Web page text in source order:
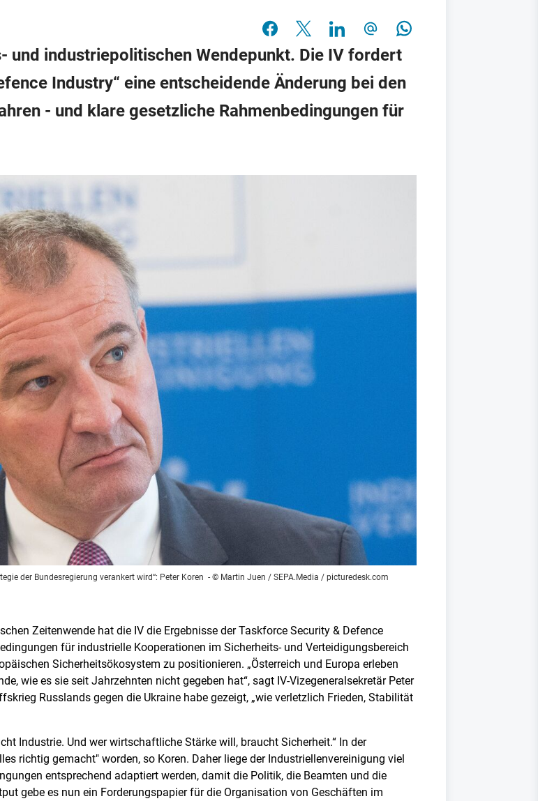
und industriepolitischen Wendepunkt. Die IV fordert
Industry“ eine entscheidende Änderung bei den
- und klare gesetzliche Rahmenbedingungen für
der Bundesregierung verankert wird“: Peter Koren - © Martin Juen / SEPA.Media / picturedesk.com
Zeitenwende hat die IV die Ergebnisse der Taskforce Security & Defence
für industrielle Kooperationen im Sicherheits- und Verteidigungsbereich
Sicherheitsökosystem zu positionieren. „Österreich und Europa erleben
wie es sie seit Jahrzehnten nicht gegeben hat“, sagt IV-Vizegeneralsekretär Peter
Russlands gegen die Ukraine habe gezeigt, „wie verletzlich Frieden, Stabilität
Industrie. Und wer wirtschaftliche Stärke will, braucht Sicherheit.“ In der
richtig gemacht" worden, so Koren. Daher liege der Industriellenvereinigung viel
entsprechend adaptiert werden, damit die Politik, die Beamten und die
gebe es nun ein Forderungspapier für die Organisation von Geschäften im